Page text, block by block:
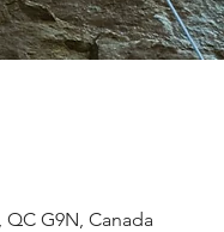
G9N, Canada